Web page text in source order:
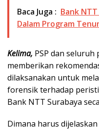
Baca Juga : Bank
Dalam Program
Kelima, PSP dan seluruh
memberikan
dilaksanakan untuk
forensik terhadap
Bank NTT Surabaya
Dimana harus